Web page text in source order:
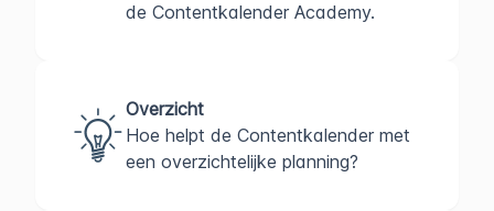
de Contentkalender Academy.
Overzicht
Hoe helpt de Contentkalender met
een overzichtelijke planning?